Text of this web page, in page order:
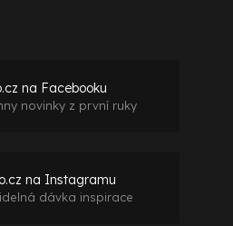
na Facebooku
novinky z první ruky
na Instagramu
dávka inspirace